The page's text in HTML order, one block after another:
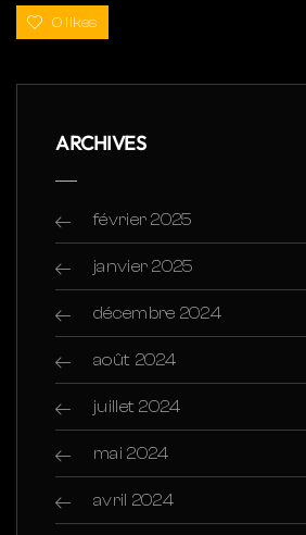
0 likes
ARCHIVES
février 2025
janvier 2025
décembre 2024
août 2024
juillet 2024
mai 2024
avril 2024